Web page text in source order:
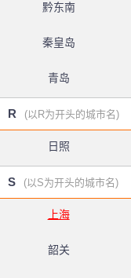
黔东南
秦皇岛
青岛
R (以R为开头的城市名)
日照
S (以S为开头的城市名)
上海
韶关